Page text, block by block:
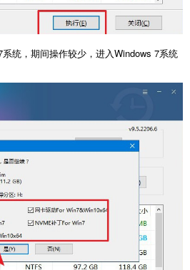
统，期间操作较少，进入Windows 7系统